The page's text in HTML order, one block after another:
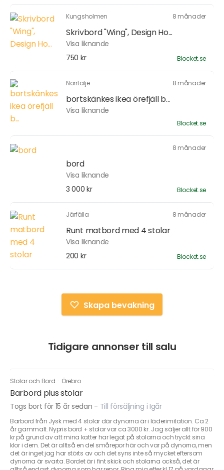
Kungsholmen 8 månader
Skrivbord "Wing", Design Ho...
Visa liknande
750 kr
Blocket.se
Norrtälje 8 månader
bortskänkes ikea örefjäll b...
Visa liknande
Blocket.se
8 månader
bord
Visa liknande
3 000 kr
Blocket.se
Järfälla 8 månader
Runt matbord med 4 stolar
Visa liknande
200 kr
Blocket.se
Skapa bevakning
Tidigare annonser till salu
Stolar och Bord · Örebro
Barbord plus stolar
Togs bort för 15 år sedan - Till försäljning i Igår
Barbord från Jysk med 4 stolar där dynorna är i läderimitation. Ca 2
år gammalt. Nypris bord + stolar var ca 3000 kr. Jag säljer allt för 900
kr på grund av att mina katter har legat på stolarna och tryckt sina
klor i dem. Det är alltså en del smårepor här och var på dynorna, men
det är inget jag har störts av och det syns inte så mycket eftersom
dynorna är svarta. Bordet är i fint skick och stolarna också, det är